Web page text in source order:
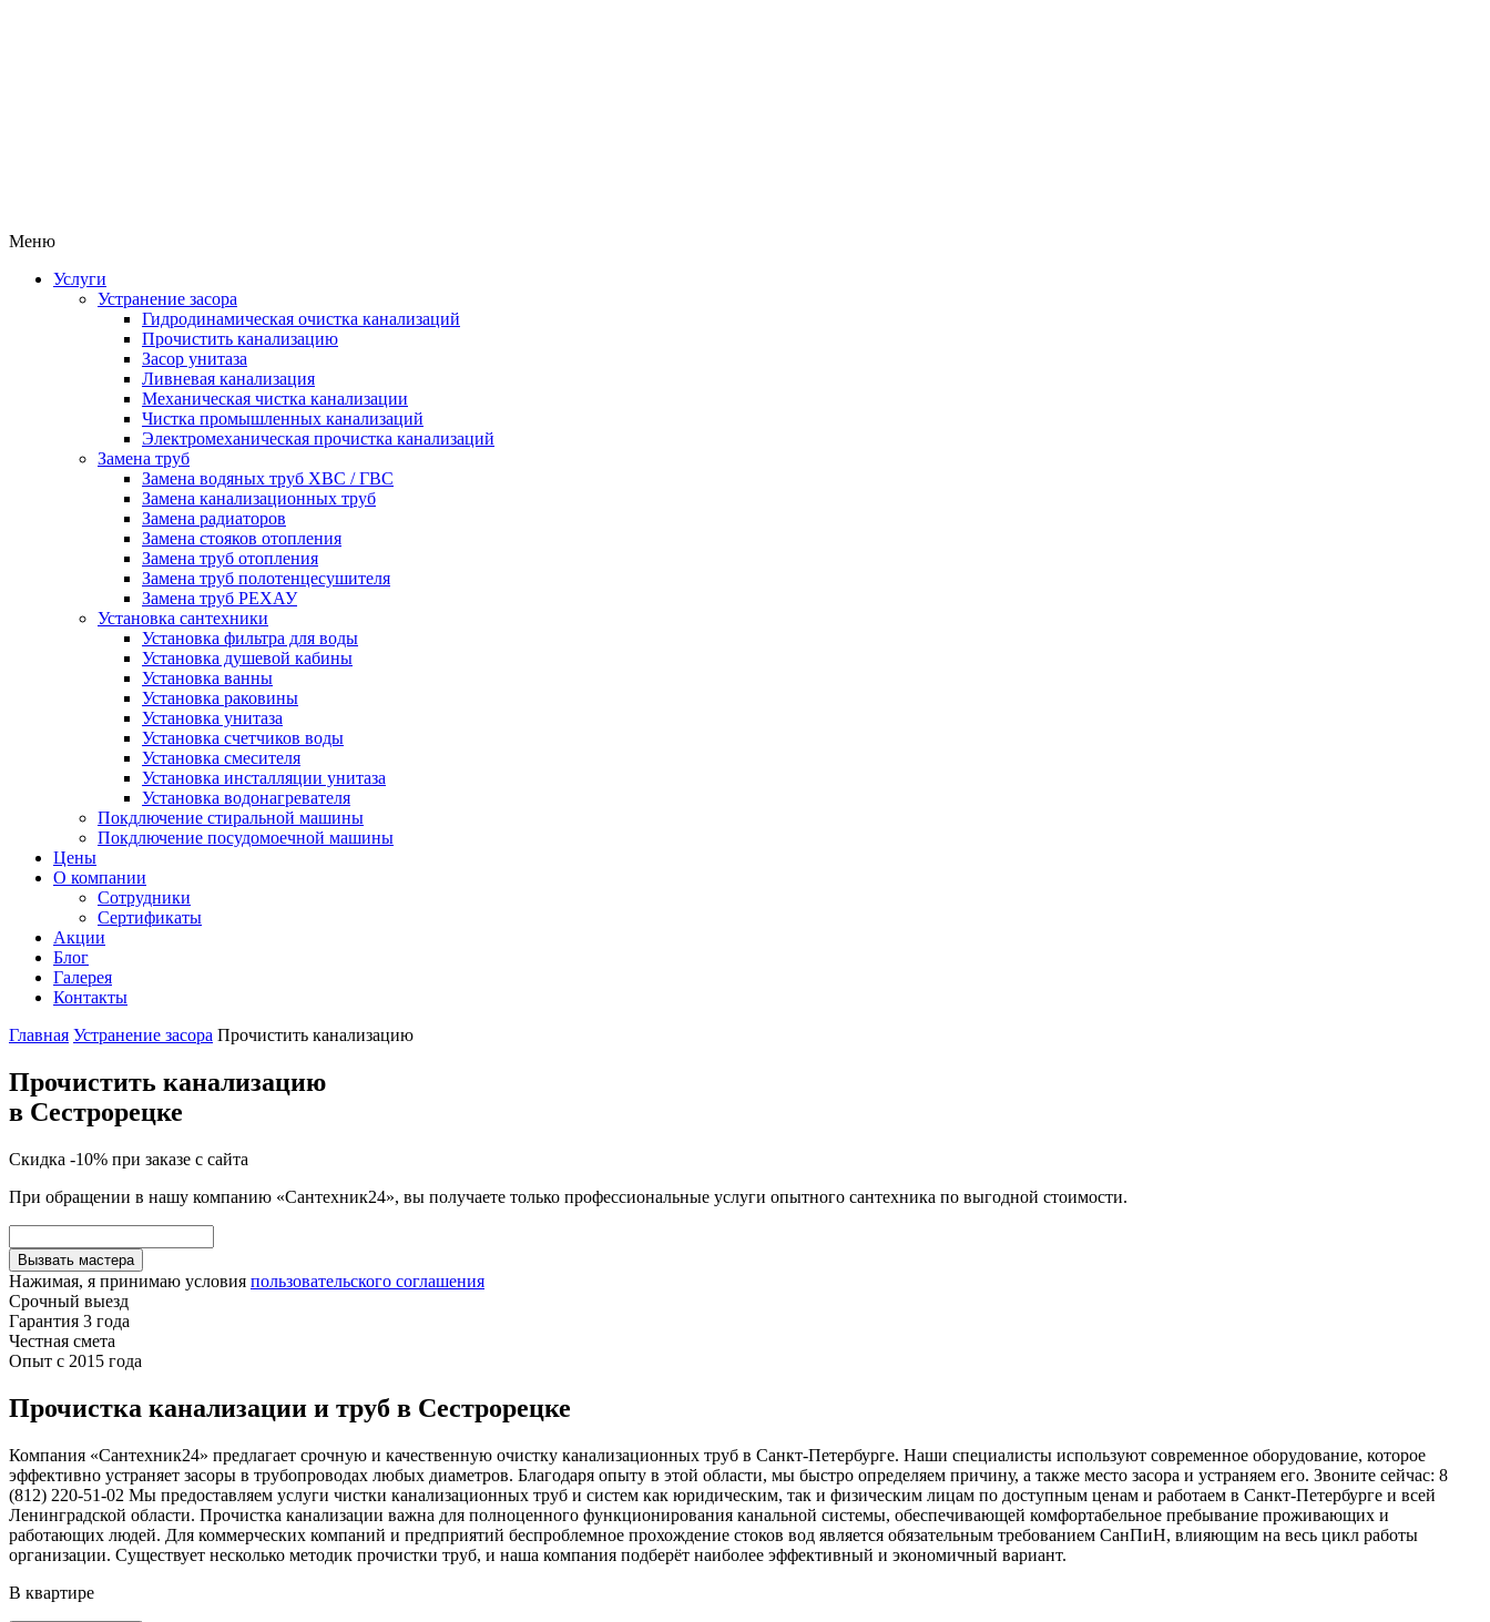
Меню
Услуги
Устранение засора
Гидродинамическая очистка канализаций
Прочистить канализацию
Засор унитаза
Ливневая канализация
Механическая чистка канализации
Чистка промышленных канализаций
Электромеханическая прочистка канализаций
Замена труб
Замена водяных труб ХВС / ГВС
Замена канализационных труб
Замена радиаторов
Замена стояков отопления
Замена труб отопления
Замена труб полотенцесушителя
Замена труб РЕХАУ
Установка сантехники
Установка фильтра для воды
Установка душевой кабины
Установка ванны
Установка раковины
Установка унитаза
Установка счетчиков воды
Установка смесителя
Установка инсталляции унитаза
Установка водонагревателя
Покдлючение стиральной машины
Покдлючение посудомоечной машины
Цены
О компании
Сотрудники
Сертификаты
Акции
Блог
Галерея
Контакты
Главная Устранение засора Прочистить канализацию
Прочистить канализацию
в Сестрорецке
Скидка -10% при заказе с сайта
При обращении в нашу компанию «Сантехник24», вы получаете только профессиональные услуги опытного сантехника по выгодной стоимости.
Вызвать мастера
Нажимая, я принимаю условия пользовательского соглашения
Срочный выезд
Гарантия 3 года
Честная смета
Опыт с 2015 года
Прочистка канализации и труб в Сестрорецке
Компания «Сантехник24» предлагает срочную и качественную очистку канализационных труб в Санкт-Петербурге. Наши специалисты используют современное оборудование, которое
эффективно устраняет засоры в трубопроводах любых диаметров. Благодаря опыту в этой области, мы быстро определяем причину, а также место засора и устраняем его. Звоните сейчас: 8
(812) 220-51-02 Мы предоставляем услуги чистки канализационных труб и систем как юридическим, так и физическим лицам по доступным ценам и работаем в Санкт-Петербурге и всей
Ленинградской области. Прочистка канализации важна для полноценного функционирования канальной системы, обеспечивающей комфортабельное пребывание проживающих и
работающих людей. Для коммерческих компаний и предприятий беспроблемное прохождение стоков вод является обязательным требованием СанПиН, влияющим на весь цикл работы
организации. Существует несколько методик прочистки труб, и наша компания подберёт наиболее эффективный и экономичный вариант.
В квартире